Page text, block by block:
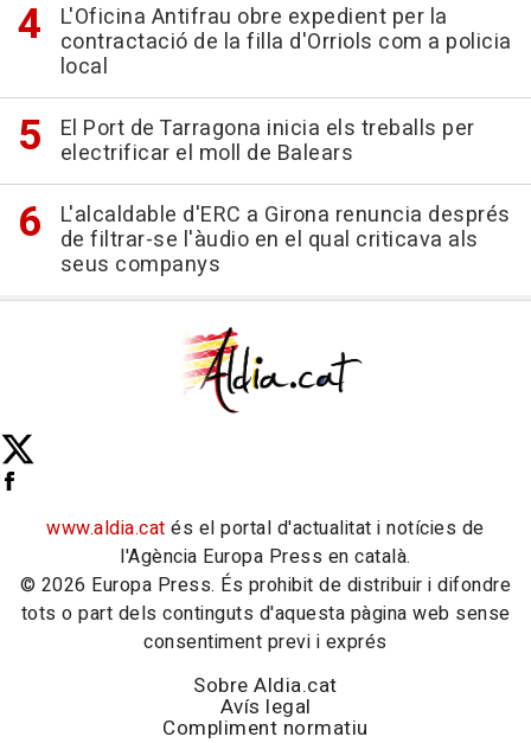
L'Oficina Antifrau obre expedient per la
contractació de la filla d'Orriols com a policia
local
El Port de Tarragona inicia els treballs per
electrificar el moll de Balears
L'alcaldable d'ERC a Girona renuncia després
de filtrar-se l'àudio en el qual criticava als
seus companys
www.aldia.cat és el portal d'actualitat i notícies de
l'Agència Europa Press en català.
© 2026 Europa Press. És prohibit de distribuir i difondre
tots o part dels continguts d'aquesta pàgina web sense
consentiment previ i exprés
Sobre Aldia.cat
Avís legal
Compliment normatiu